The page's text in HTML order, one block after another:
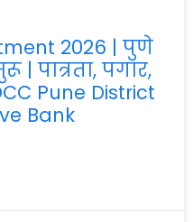
2026 | पुणे
| पात्रता, पगार,
Pune District
Bank